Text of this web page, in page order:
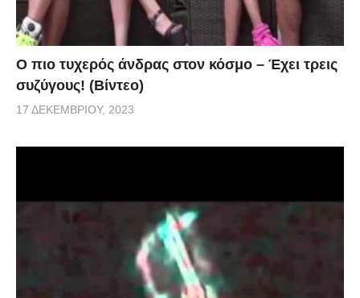
Ο πιο τυχερός άνδρας στον κόσμο – Έχει τρεις
συζύγους! (Βίντεο)
17 ΔΕΚΕΜΒΡΊΟΥ, 2023